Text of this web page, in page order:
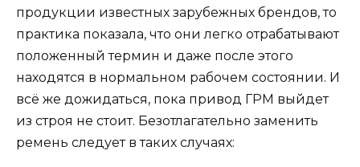
продукции известных зарубежных брендов, то
практика показала, что они легко отрабатывают
положенный термин и даже после этого
находятся в нормальном рабочем состоянии. И
всё же дожидаться, пока привод ГРМ выйдет
из строя не стоит. Безотлагательно заменить
ремень следует в таких случаях: